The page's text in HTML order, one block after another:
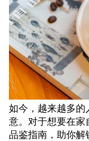
如今，越来越多
意。对于想要在家
品鉴指南，助你解